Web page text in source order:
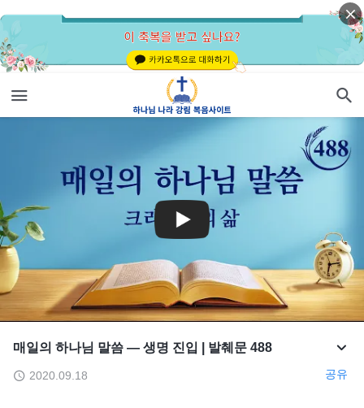
매일의 하나님 말씀 ― 생명 진입 | 발췌문 488
2020.09.18 공유